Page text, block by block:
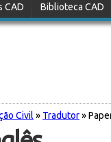
CAD Biblioteca CAD
Civil » Tradutor»